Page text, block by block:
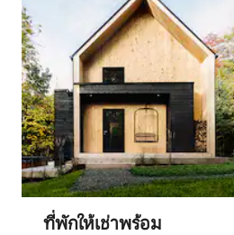
ที่พักให้เช่าพร้อม